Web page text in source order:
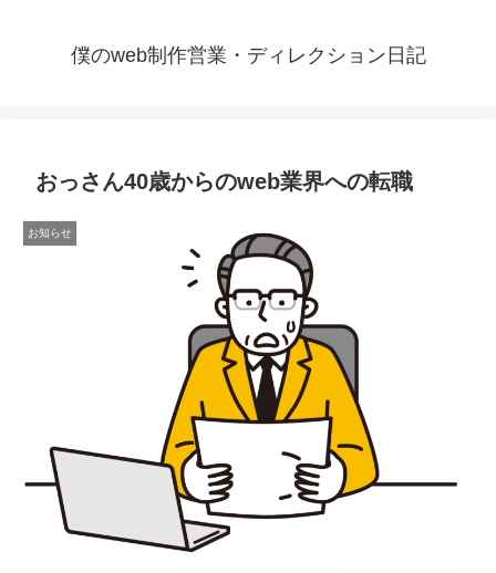
僕のweb制作営業・ディレクション日記
おっさん40歳からのweb業界への転職
お知らせ